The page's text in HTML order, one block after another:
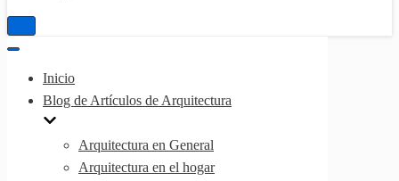
Menú
Menú
navegación
Inicio
Blog de Artículos de Arquitectura
Arquitectura en General
Arquitectura en el hogar